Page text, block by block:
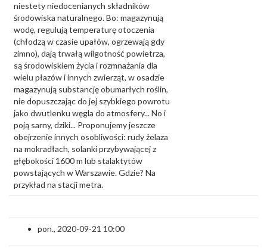
niestety niedocenianych składników
środowiska naturalnego. Bo: magazynują
wodę, regulują temperaturę otoczenia
(chłodzą w czasie upałów, ogrzewają gdy
zimno), dają trwałą wilgotność powietrza,
są środowiskiem życia i rozmnażania dla
wielu płazów i innych zwierząt, w osadzie
magazynują substancję obumarłych roślin,
nie dopuszczając do jej szybkiego powrotu
jako dwutlenku węgla do atmosfery... No i
poją sarny, dziki... Proponujemy jeszcze
obejrzenie innych osobliwości: rudy żelaza
na mokradłach, solanki przybywającej z
głębokości 1600 m lub stalaktytów
powstających w Warszawie. Gdzie? Na
przykład na stacji metra.
pon., 2020-09-21 10:00